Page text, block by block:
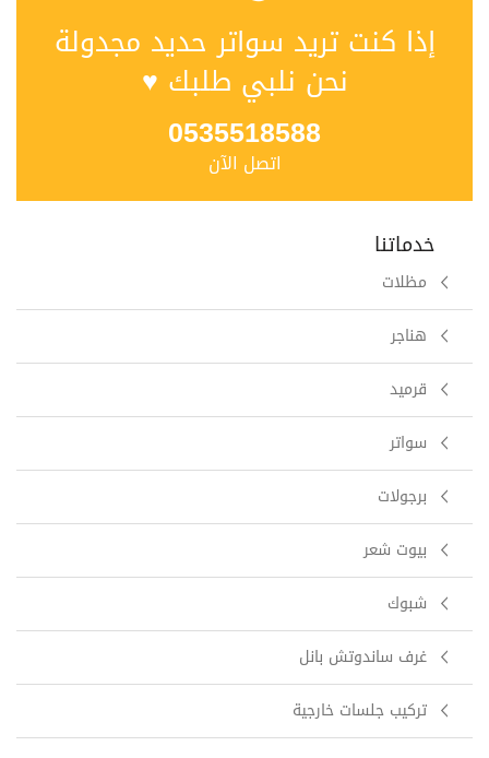
إذا كنت تريد سواتر حديد مجدولة
نحن نلبي طلبك ♥
0535518588
اتصل الآن
خدماتنا
مظلات
هناجر
قرميد
سواتر
برجولات
بيوت شعر
شبوك
غرف ساندوتش بانل
تركيب جلسات خارجية